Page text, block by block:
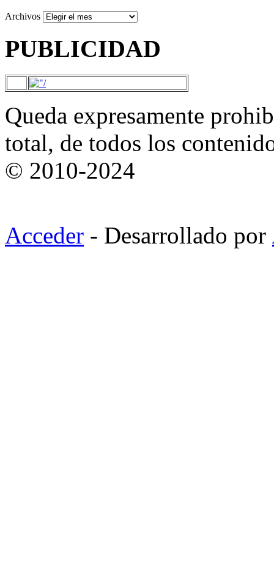
Archivos
PUBLICIDAD
Queda expresamente
total, de todos los
© 2010-2024
Acceder - Desarrollado por